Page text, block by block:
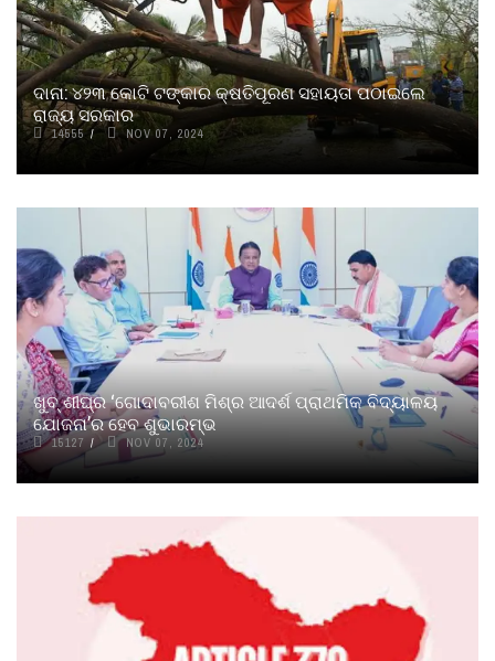
ଦାନା: ୪୨୩ କୋଟି ଟଙ୍କାର କ୍ଷତିପୂରଣ ସହାୟତା ପଠାଇଲେ
ରାଜ୍ୟ ସରକାର
14555 NOV 07, 2024
ଖୁବ୍ ଶୀଘ୍ର ‘ଗୋଦାବରୀଶ ମିଶ୍ର ଆଦର୍ଶ ପ୍ରାଥମିକ ବିଦ୍ୟାଳୟ
ଯୋଜନା’ର ହେବ ଶୁଭାରମ୍ଭ
15127 NOV 07, 2024